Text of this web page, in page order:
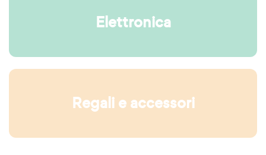
Elettronica
Regali e accessori